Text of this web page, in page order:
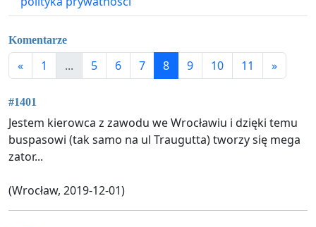
Komentarze
« 1 ... 5 6 7 8 9 10 11 »
#1401
Jestem kierowca z zawodu we Wrocławiu i dzięki temu
buspasowi (tak samo na ul Traugutta) tworzy się mega
zator...
(Wrocław, 2019-12-01)